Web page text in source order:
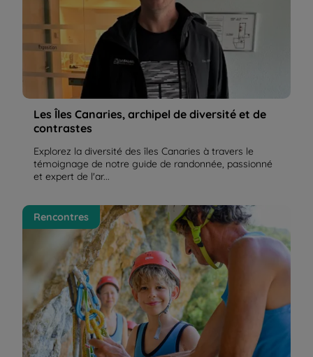
Les Îles Canaries, archipel de diversité et de
contrastes
Explorez la diversité des îles Canaries à travers le
témoignage de notre guide de randonnée, passionné
et expert de l'ar...
Enfants et parents, tout le monde trouve son
compte en Sierra de Guara | La Balaguère
Rencontres